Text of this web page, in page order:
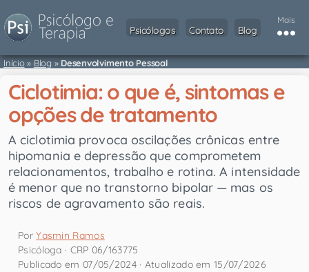
Psicólogos Contato Blog
Mais
Início» Blog»Desenvolvimento Pessoal
Ciclotimia: o que é, sintomas e
opções de tratamento
A ciclotimia provoca oscilações crônicas entre
hipomania e depressão que comprometem
relacionamentos, trabalho e rotina. A intensidade
é menor que no transtorno bipolar — mas os
riscos de agravamento são reais.
PorYasmin Ramos
Psicóloga · CRP 06/163775
Publicado em 07/05/2024 · Atualizado em 15/07/2026